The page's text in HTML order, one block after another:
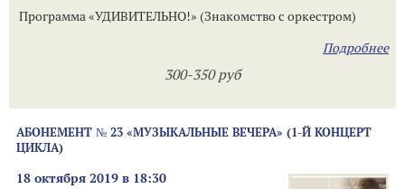
Программа «УДИВИТЕЛЬНО!» (Знакомство с оркестром)
Подробнее
300-350 руб
АБОНЕМЕНТ № 23 «МУЗЫКАЛЬНЫЕ ВЕЧЕРА» (1-Й КОНЦЕРТ
ЦИКЛА)
18 октября 2019 в 18:30